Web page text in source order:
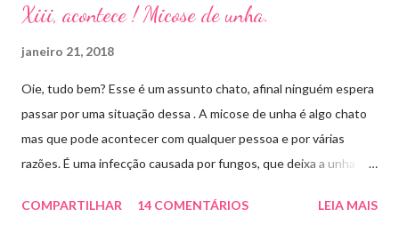
Xiii, acontece ! Micose de unha.
janeiro 21, 2018
Oie, tudo bem? Esse é um assunto chato, afinal ninguém espera
passar por uma situação dessa . A micose de unha é algo chato
mas que pode acontecer com qualquer pessoa e por várias
razões. É uma infecção causada por fungos, que deixa a unha
descolar da pele. As causas mais comuns dessas micoses é por
COMPARTILHAR 14 COMENTÁRIOS LEIA MAIS